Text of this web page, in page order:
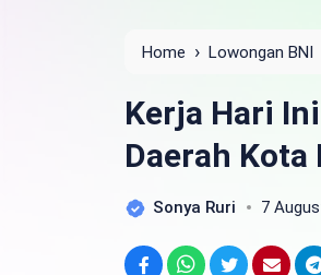
Home › Lowongan BNI
Kerja Hari
Daerah
Sonya Ruri 7